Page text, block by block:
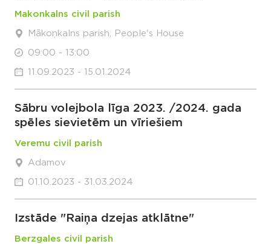
Makonkalns civil parish
Mākoņkalns parish, People's House
09:00 - 13:00
11.09.2023 - 15.01.2024
Sābru volejbola līga 2023. /2024. gada
spēles sievietēm un vīriešiem
Veremu civil parish
Adamov
01.10.2023 - 31.03.2024
Izstāde "Raiņa dzejas atklātne"
Berzgales civil parish